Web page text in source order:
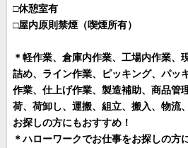
□休憩室有
□屋内原則禁煙（喫煙所有）
＊軽作業、倉庫内作業、工場内作業、
詰め、ライン作業、ピッキング、パッ
作業、仕上げ作業、製造補助、商品管
荷、荷卸し、運搬、組立、搬入、物流
お探しの方にもおすすめ！
＊ハローワークでお仕事をお探しの方